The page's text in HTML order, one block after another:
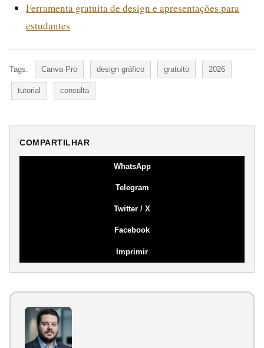
Ferramenta gratuita de design e apresentações para
estudantes
Tags: Canva Pro design gráfico gratuito 2026
tutorial consulta
COMPARTILHAR
WhatsApp
Telegram
Twitter / X
Facebook
Imprimir